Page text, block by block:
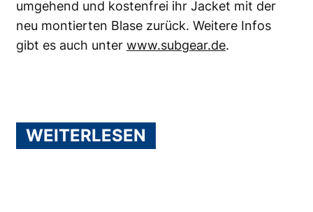
umgehend und kostenfrei ihr Jacket mit der
neu montierten Blase zurück. Weitere Infos
gibt es auch unter www.subgear.de.
WEITERLESEN